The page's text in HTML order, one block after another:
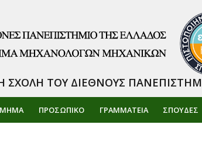
ΠΡΟΣΩΠΙΚΌ ΓΡΑΜΜΑΤΕΙΑ ΣΠΟΥΔΕΣ
ΣΧΟΛΗ ΤΟΥ ΔΙΕΘΝΟΥΣ